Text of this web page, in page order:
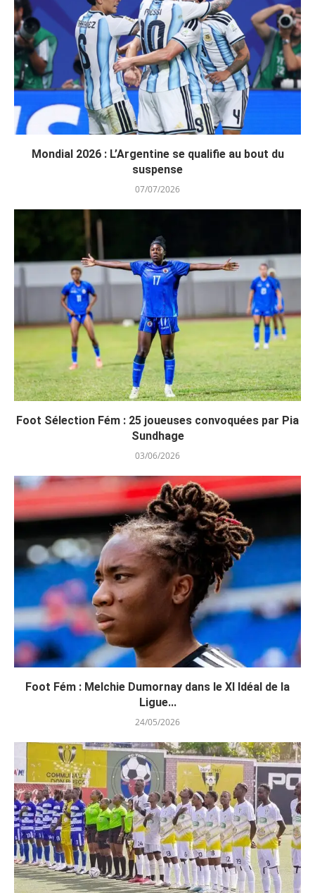
Mondial 2026 : L’Argentine se qualifie au bout du
suspense
07/07/2026
Foot Sélection Fém : 25 joueuses convoquées par Pia
Sundhage
03/06/2026
Foot Fém : Melchie Dumornay dans le XI Idéal de la
Ligue...
24/05/2026